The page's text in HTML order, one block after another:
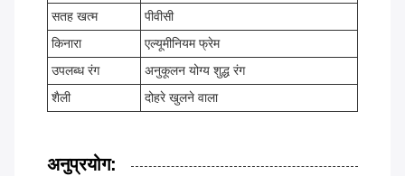
सतह खत्म
पीवीसी
किनारा
एल्यूमीनियम फ्रेम
उपलब्ध रंग
अनुकूलन योग्य शुद्ध रंग
शैली
दोहरे खुलने वाला
अनुप्रयोग: